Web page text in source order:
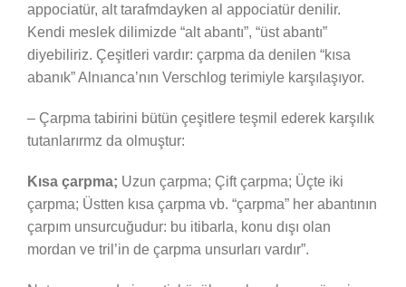
appociatür, alt tarafmdayken al appociatür denilir.
Kendi meslek dilimizde “alt abantı”, “üst abantı”
diyebiliriz. Çeşitleri vardır: çarpma da denilen “kısa
abanık” Alnıanca’nın Verschlog terimiyle karşılaşıyor.
– Çarpma tabirini bütün çeşitlere teşmil ederek karşılık
tutanlarırmz da olmuştur:
Kısa çarpma; Uzun çarpma; Çift çarpma; Üçte iki
çarpma; Üstten kısa çarpma vb. “çarpma” her abantının
çarpım unsurcuğudur: bu itibarla, konu dışı olan
mordan ve tril’in de çarpma unsurları vardır”.